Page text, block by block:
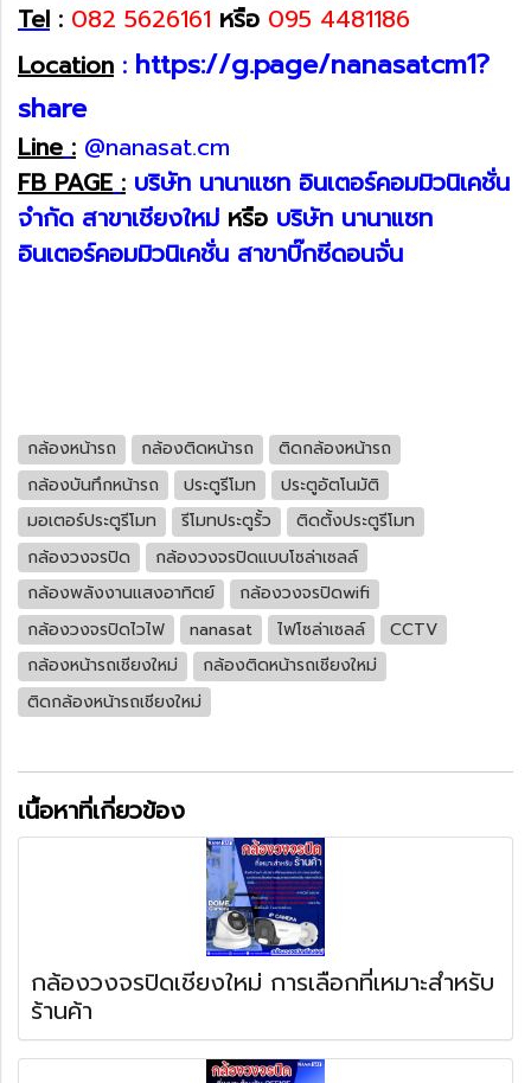
Tel : 082 5626161 หรือ 095 4481186
Location : https://g.page/nanasatcm1?
share
Line : @nanasat.cm
FB PAGE : บริษัท นานาแซท อินเตอร์คอมมิวนิเคชั่น
จำกัด สาขาเชียงใหม่ หรือ บริษัท นานาแซท
อินเตอร์คอมมิวนิเคชั่น สาขาบิ๊กซีดอนจั่น
กล้องหน้ารถ กล้องติดหน้ารถ
ติดกล้องหน้ารถ
กล้องบันทึกหน้ารถ
ประตูรีโมท
ประตูอัตโนมัติ
มอเตอร์ประตูรีโมท
รีโมทประตูรั้ว
ติดตั้งประตูรีโมท
กล้องวงจรปิด
กล้องวงจรปิดแบบโซล่าเซลล์
กล้องพลังงานแสงอาทิตย์
กล้องวงจรปิดwifi
กล้องวงจรปิดไวไฟ
nanasat ไฟโซล่าเซลล์
CCTV
กล้องหน้ารถเชียงใหม่
กล้องติดหน้ารถเชียงใหม่
ติดกล้องหน้ารถเชียงใหม่
เนื้อหาที่เกี่ยวข้อง
กล้องวงจรปิดเชียงใหม่ การเลือกที่เหมาะสำหรับ
ร้านค้า